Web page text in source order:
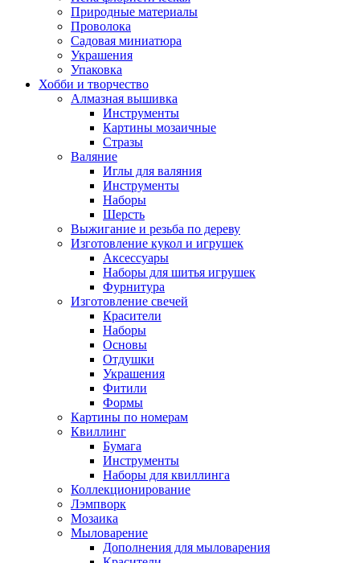
Природные материалы
Проволока
Садовая миниатюра
Украшения
Упаковка
Хобби и творчество
Алмазная вышивка
Инструменты
Картины мозаичные
Стразы
Валяние
Иглы для валяния
Инструменты
Наборы
Шерсть
Выжигание и резьба по дереву
Изготовление кукол и игрушек
Аксессуары
Наборы для шитья игрушек
Фурнитура
Изготовление свечей
Красители
Наборы
Основы
Отдушки
Украшения
Фитили
Формы
Картины по номерам
Квиллинг
Бумага
Инструменты
Наборы для квиллинга
Коллекционирование
Лэмпворк
Мозаика
Мыловарение
Дополнения для мыловарения